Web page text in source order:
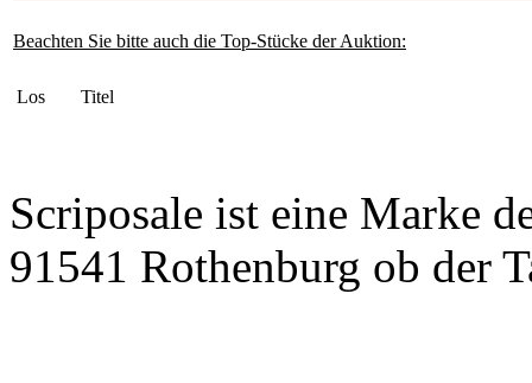
Beachten Sie bitte auch die Top-Stücke der Auktion:
Los Titel
Scriposale ist eine Marke
91541 Rothenburg ob der